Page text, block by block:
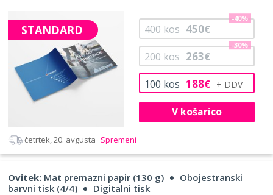
STANDARD
100 kos 188€
200 kos 263€
-30%
400 kos 450€
-40%
V košarico
četrtek, 20. avgusta Spremeni
Ovitek: Mat premazni papir (130 g)
Obojestranski
barvni tisk (4/4)
Digitalni tisk